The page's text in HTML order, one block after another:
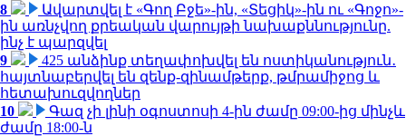
8
Ավարտվել է «Գող Բջե»-ին, «Տեցիկ»-ին ու «Գոջո»-
ին առնչվող քրեական վարույթի նախաքննությունը.
ինչ է պարզվել
9
425 անձինք տեղափոխվել են ոստիկանություն․
հայտնաբերվել են զենք-զինամթերք, թմրամիջոց և
հետախուզվողներ
10
Գազ չի լինի օգոստոսի 4-ին ժամը 09:00-ից մինչև
ժամը 18:00-ն